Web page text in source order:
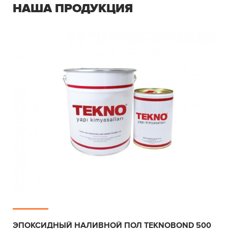
НАША ПРОДУКЦИЯ
ЭПОКСИДНЫЙ НАЛИВНОЙ ПОЛ TEKNOBOND 500